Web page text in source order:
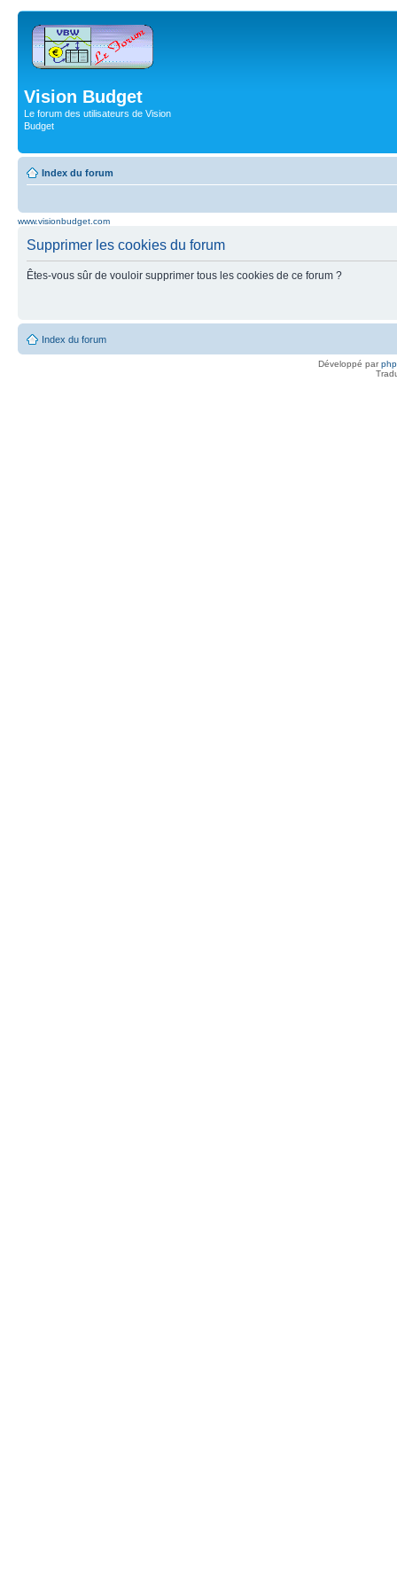
Vision Budget
Le forum des utilisateurs de Vision
Budget
Index du forum
www.visionbudget.com
Supprimer les cookies du forum
Êtes-vous sûr de vouloir supprimer tous les cookies de ce forum ?
Index du forum
Développé par